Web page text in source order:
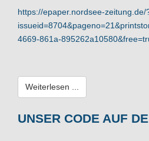
https://epaper.nordsee-zeitung.de/
4669-861a-
Weiterlesen ...
UNSER CODE AUF